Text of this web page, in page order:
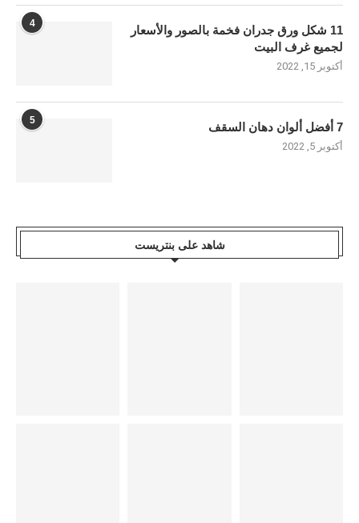
4
11 شكل ورق جدران فخمة بالصور والأسعار
لجميع غرف البيت
أكتوبر 15, 2022
5
7 أفضل ألوان دهان السقف
أكتوبر 5, 2022
شاهد على بنتريست